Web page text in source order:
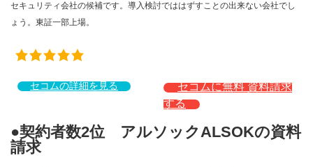
セキュリティ会社の候補です。導入検討でははずすことの出来ない会社でし
ょう。東証一部上場。
セコムの詳細を見る
セコムに無料 資料請求
する
●契約者数2位 アルソックALSOKの資料
請求